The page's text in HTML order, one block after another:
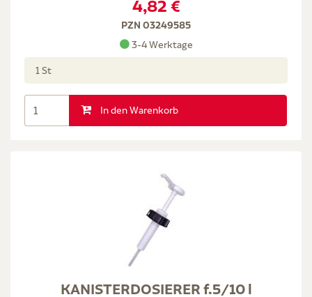
4,82 €
PZN 03249585
3-4 Werktage
1 St
In den Warenkorb
KANISTERDOSIERER f.5/10 l